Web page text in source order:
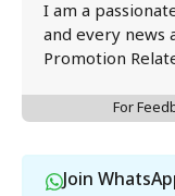
I am a
and every news
Promotion
For
Join